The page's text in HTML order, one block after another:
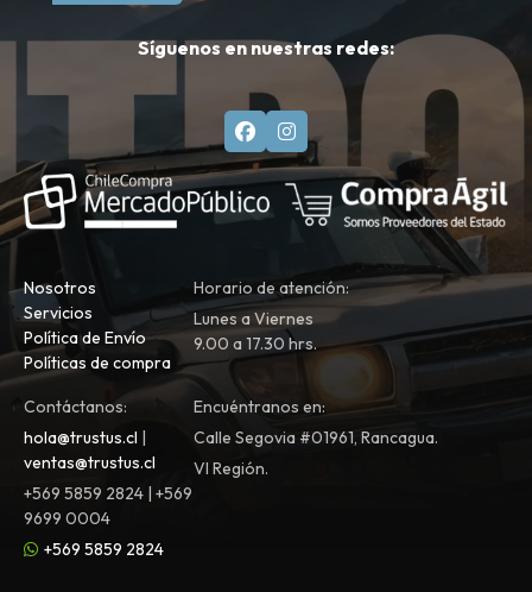
Síguenos en nuestras redes:
Nosotros
Servicios
Política de Envío
Políticas de compra
Horario de atención:
Lunes a Viernes
9.00 a 17.30 hrs.
Contáctanos:
hola@trustus.cl |
ventas@trustus.cl
+569 5859 2824 | +569
9699 0004
+569 5859 2824
Encuéntranos en:
Calle Segovia #01961, Rancagua.
VI Región.